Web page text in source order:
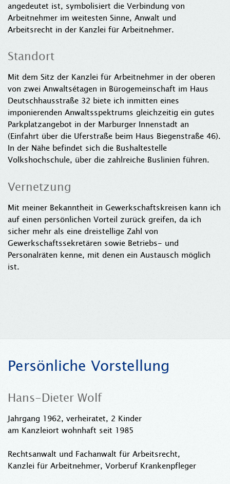
angedeutet ist, symbolisiert die Verbindung von
Arbeitnehmer im weitesten Sinne, Anwalt und
Arbeitsrecht in der Kanzlei für Arbeitnehmer.
Standort
Mit dem Sitz der Kanzlei für Arbeitnehmer in der oberen
von zwei Anwaltsétagen in Bürogemeinschaft im Haus
Deutschhausstraße 32 biete ich inmitten eines
imponierenden Anwaltsspektrums gleichzeitig ein gutes
Parkplatzangebot in der Marburger Innenstadt an
(Einfahrt über die Uferstraße beim Haus Biegenstraße 46).
In der Nähe befindet sich die Bushaltestelle
Volkshochschule, über die zahlreiche Buslinien führen.
Vernetzung
Mit meiner Bekanntheit in Gewerkschaftskreisen kann ich
auf einen persönlichen Vorteil zurück greifen, da ich
sicher mehr als eine dreistellige Zahl von
Gewerkschaftssekretären sowie Betriebs- und
Personalräten kenne, mit denen ein Austausch möglich
ist.
Persönliche Vorstellung
Hans-Dieter Wolf
Jahrgang 1962, verheiratet, 2 Kinder
am Kanzleiort wohnhaft seit 1985
Rechtsanwalt und Fachanwalt für Arbeitsrecht,
Kanzlei für Arbeitnehmer, Vorberuf Krankenpfleger